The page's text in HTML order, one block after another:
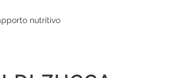
nutritivo